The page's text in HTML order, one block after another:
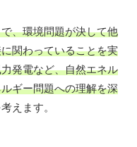
、環境問題が決して他
関わっていることを実
発電など、自然エネル
ギー問題への理解を深
えます。